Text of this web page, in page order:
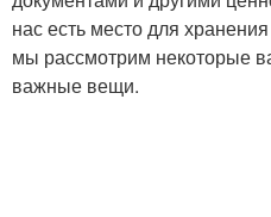
нас есть место для
мы рассмотрим некоторые
важные вещи.